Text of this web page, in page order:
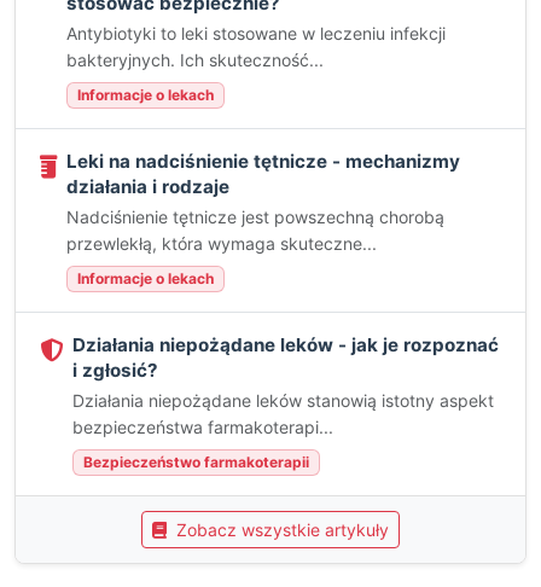
Antybiotyki to leki stosowane w leczeniu infekcji
bakteryjnych. Ich skuteczność...
Informacje o lekach
Leki na nadciśnienie tętnicze - mechanizmy
działania i rodzaje
Nadciśnienie tętnicze jest powszechną chorobą
przewlekłą, która wymaga skuteczne...
Informacje o lekach
Działania niepożądane leków - jak je rozpoznać
i zgłosić?
Działania niepożądane leków stanowią istotny aspekt
bezpieczeństwa farmakoterapi...
Bezpieczeństwo farmakoterapii
Zobacz wszystkie artykuły